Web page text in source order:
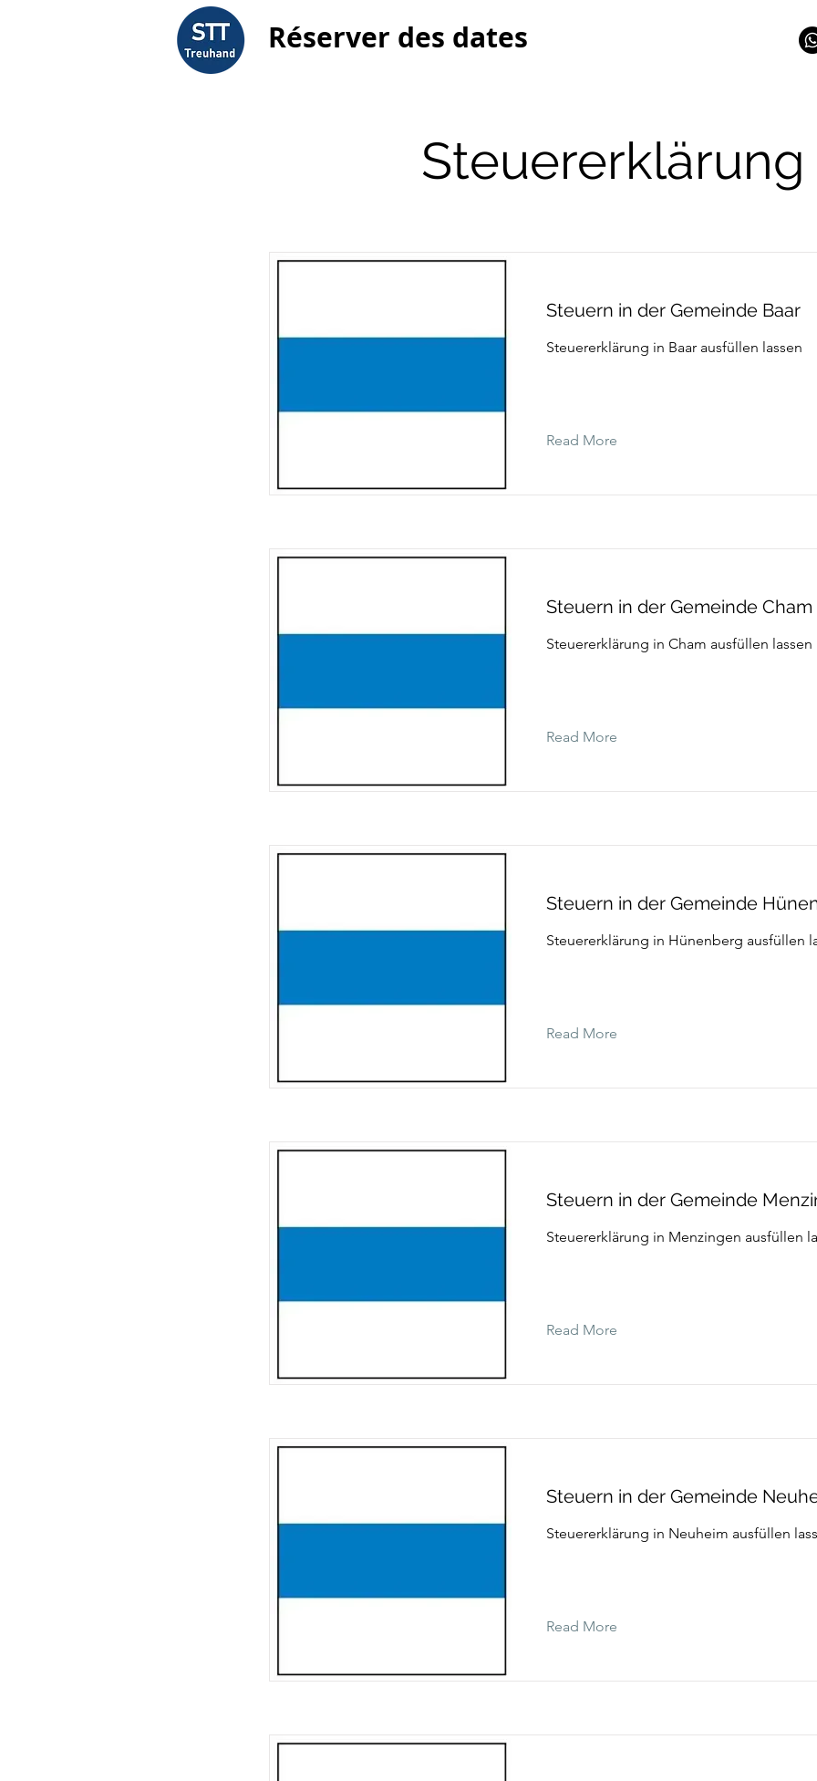
Réserver des dates
Steuererklärung
Steuern in der Gemeinde Baar
Steuererklärung in Baar ausfüllen lassen
Read More
Steuern in der Gemeinde Cham
Steuererklärung in Cham ausfüllen lassen
Read More
Steuern in der Gemeinde
Steuererklärung in Hünenberg ausfüllen
Read More
Steuern in der Gemeinde
Steuererklärung in Menzingen ausfüllen
Read More
Steuern in der Gemeinde
Steuererklärung in Neuheim ausfüllen
Read More